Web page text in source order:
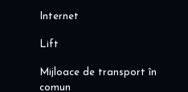
Internet
Lift
Mijloace de transport în
comun